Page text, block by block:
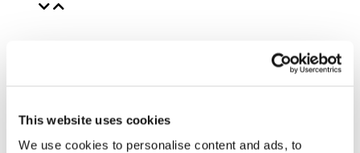
This website uses cookies
We use cookies to personalise content and ads, to